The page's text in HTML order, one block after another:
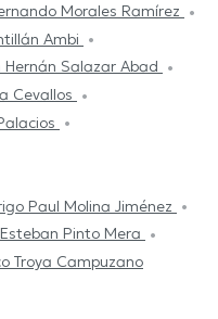
Morales Ramírez
Ambi
Hernán Salazar Abad
Cevallos
Paul Molina Jiménez
Pinto Mera
Troya Campuzano